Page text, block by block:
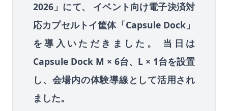
2026」にて、 イベント向け電子決済対
応カプセルトイ筐体「Capsule Dock」
を導入いただきました。 当日は
Capsule Dock M × 6台、L × 1台を設置
し、会場内の体験導線として活用され
ました。